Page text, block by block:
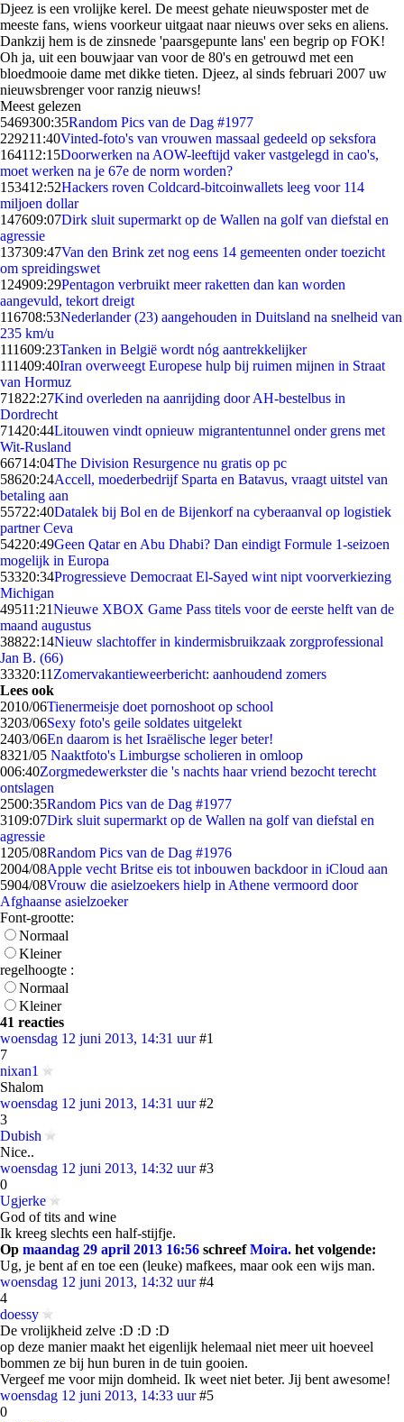
Djeez is een vrolijke kerel. De meest gehate nieuwsposter met de
meeste fans, wiens voorkeur uitgaat naar nieuws over seks en aliens.
Dankzij hem is de zinsnede 'paarsgepunte lans' een begrip op FOK!
Oh ja, uit een bouwjaar van voor de 80's en getrouwd met een
bloedmooie dame met dikke tieten. Djeez, al sinds februari 2007 uw
nieuwsbrenger voor ranzig nieuws!
Meest gelezen
5469300:35Random Pics van de Dag #1977
229211:40Vinted-foto's van vrouwen massaal gedeeld op seksfora
164112:15Doorwerken na AOW-leeftijd vaker vastgelegd in cao's,
moet werken na je 67e de norm worden?
153412:52Hackers roven Coldcard-bitcoinwallets leeg voor 114
miljoen dollar
147609:07Dirk sluit supermarkt op de Wallen na golf van diefstal en
agressie
137309:47Van den Brink zet nog eens 14 gemeenten onder toezicht
om spreidingswet
124909:29Pentagon verbruikt meer raketten dan kan worden
aangevuld, tekort dreigt
116708:53Nederlander (23) aangehouden in Duitsland na snelheid van
235 km/u
111609:23Tanken in België wordt nóg aantrekkelijker
111409:40Iran overweegt Europese hulp bij ruimen mijnen in Straat
van Hormuz
71822:27Kind overleden na aanrijding door AH-bestelbus in
Dordrecht
71420:44Litouwen vindt opnieuw migrantentunnel onder grens met
Wit-Rusland
66714:04The Division Resurgence nu gratis op pc
58620:24Accell, moederbedrijf Sparta en Batavus, vraagt uitstel van
betaling aan
55722:40Datalek bij Bol en de Bijenkorf na cyberaanval op logistiek
partner Ceva
54220:49Geen Qatar en Abu Dhabi? Dan eindigt Formule 1-seizoen
mogelijk in Europa
53320:34Progressieve Democraat El-Sayed wint nipt voorverkiezing
Michigan
49511:21Nieuwe XBOX Game Pass titels voor de eerste helft van de
maand augustus
38822:14Nieuw slachtoffer in kindermisbruikzaak zorgprofessional
Jan B. (66)
33320:11 Zomervakantieweerbericht: aanhoudend zomers
Lees ook
2010/06Tienermeisje doet pornoshoot op school
3203/06Sexy foto's geile soldates uitgelekt
2403/06En daarom is het Israëlische leger beter!
8321/05 Naaktfoto's Limburgse scholieren in omloop
006:40Zorgmedewerkster die 's nachts haar vriend bezocht terecht
ontslagen
2500:35Random Pics van de Dag #1977
3109:07Dirk sluit supermarkt op de Wallen na golf van diefstal en
agressie
1205/08Random Pics van de Dag #1976
2004/08Apple vecht Britse eis tot inbouwen backdoor in iCloud aan
5904/08Vrouw die asielzoekers hielp in Athene vermoord door
Afghaanse asielzoeker
Font-grootte:
Normaal
Kleiner
regelhoogte :
Normaal
Kleiner
41 reacties
woensdag 12 juni 2013, 14:31 uur #1
7
nixan1
Shalom
woensdag 12 juni 2013, 14:31 uur #2
3
Dubish
Nice..
woensdag 12 juni 2013, 14:32 uur #3
0
Ugjerke
God of tits and wine
Ik kreeg slechts een half-stijfje.
Op maandag 29 april 2013 16:56 schreefMoira. het volgende:
Ug, je bent af en toe een (leuke) mafkees, maar ook een wijs man.
woensdag 12 juni 2013, 14:32 uur #4
4
doessy
De vrolijkheid zelve :D :D :D
op deze manier maakt het eigenlijk helemaal niet meer uit hoeveel
bommen ze bij hun buren in de tuin gooien.
Vergeef me voor mijn domheid. Ik weet niet beter. Jij bent awesome!
woensdag 12 juni 2013, 14:33 uur #5
0